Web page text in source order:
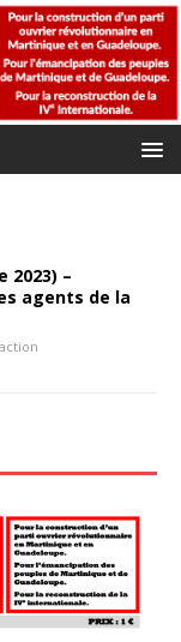
2023) –
agents de la